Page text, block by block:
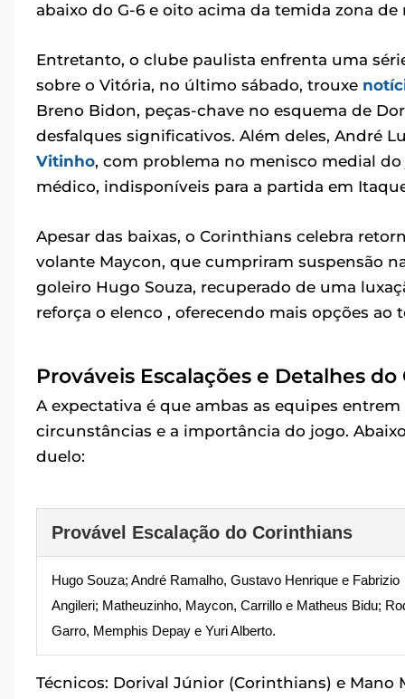
abaixo do G-6 e oito acima da temida zona de
Entretanto, o clube paulista enfrenta uma
sobre o Vitória, no último sábado, trouxe
Breno Bidon, peças-chave no esquema de
desfalques significativos. Além deles, André
Vitinho, com problema no menisco medial
médico, indisponíveis para a partida em
Apesar das baixas, o Corinthians celebra
volante Maycon, que cumpriram suspensão
goleiro Hugo Souza, recuperado de uma
reforça o elenco , oferecendo mais opções ao
Prováveis Escalações e Detalhes
A expectativa é que ambas as equipes
circunstâncias e a importância do jogo.
duelo:
Provável Escalação do Corinthians
Hugo Souza; André Ramalho, Gustavo Henrique e Fabrizio
Angileri; Matheuzinho, Maycon, Carrillo e Matheus Bidu;
Garro, Memphis Depay e Yuri Alberto.
Técnicos: Dorival Júnior (Corinthians) e Mano